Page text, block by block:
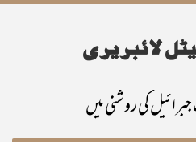
کی روشنی میں